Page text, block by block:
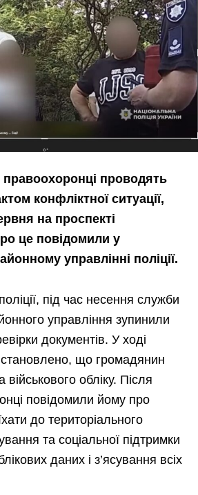
проводять
конфліктної ситуації,
на проспекті
це повідомили у
управлінні поліції.
під час несення служби
управління зупинили
документів. У ході
що громадянин
обліку. Після
повідомили йому про
до територіального
та соціальної підтримки
даних і з’ясування всіх